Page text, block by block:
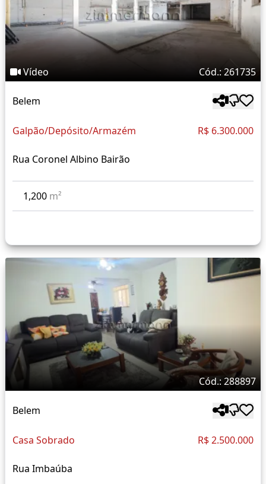
Vídeo Cód.: 261735
Belem
Galpão/Depósito/Armazém R$ 6.300.000
Rua Coronel Albino Bairão
1,200 m²
Cód.: 288897
Belem
Casa Sobrado R$ 2.500.000
Rua Imbaúba